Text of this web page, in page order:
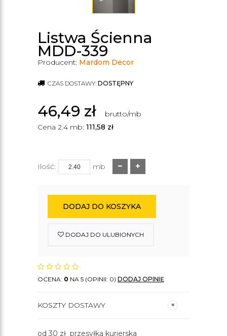
Listwa Ścienna
MDD-339
Producent: Mardom Decor
CZAS DOSTAWY: DOSTĘPNY
46,49 zł
brutto/mb
Cena 2.4 mb: 111,58 zł
Ilość: mb
DODAJ DO KOSZYKA
DODAJ DO ULUBIONYCH
OCENA: 0 NA 5 (OPINII: 0) DODAJ OPINIĘ
KOSZTY DOSTAWY
od 30 zł przesyłka kurierska